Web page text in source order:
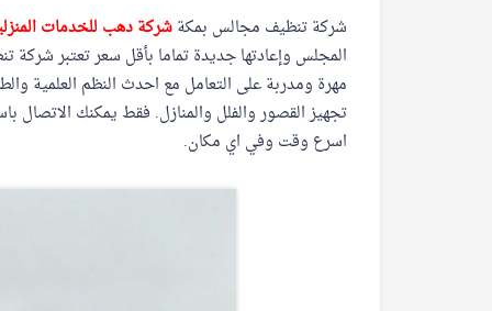
شركة تنظيف مجالس بمكةشركة دهب للخدمات
المجلس وإعادتها جديدة تماما بأقل سعر تعتبر
مهرة ومدربة على التعامل مع احدث النظم العلمية
تجهيز القصور والفلل والمنازل. فقط يمكنك
اسرع وقت وفي اي مكان.